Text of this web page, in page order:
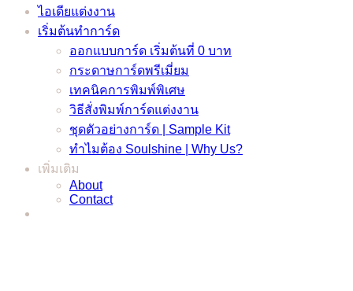
ไอเดียแต่งงาน
เริ่มต้นทำการ์ด
ออกแบบการ์ด เริ่มต้นที่ 0 บาท
กระดาษการ์ดพรีเมี่ยม
เทคนิคการพิมพ์พิเศษ
วิธีสั่งพิมพ์การ์ดแต่งงาน
ชุดตัวอย่างการ์ด | Sample Kit
ทำไมต้อง Soulshine | Why Us?
เพิ่มเติม
About
Contact